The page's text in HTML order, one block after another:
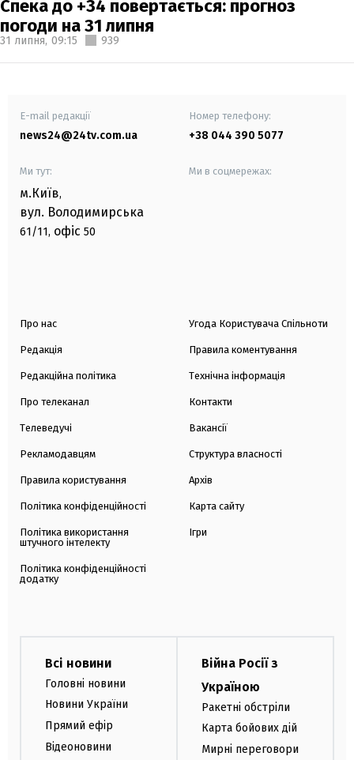
Спека до +34 повертається: прогноз
погоди на 31 липня
31 липня, 09:15 939
E-mail редакції
news24@24tv.com.ua
Номер телефону:
+38 044 390 5077
Ми тут:
м.Київ,
вул. Володимирська
61/11, офіс 50
Ми в соцмережах:
Про нас
Редакція
Редакційна політика
Про телеканал
Телеведучі
Рекламодавцям
Правила користування
Політика конфіденційності
Політика використання
штучного інтелекту
Політика конфіденційності
додатку
Угода Користувача Спільноти
Правила коментування
Технічна інформація
Контакти
Вакансії
Структура власності
Архів
Карта сайту
Ігри
Всі новини
Головні новини
Новини України
Прямий ефір
Відеоновини
Війна Росії з
Україною
Ракетні обстріли
Карта бойових дій
Мирні переговори